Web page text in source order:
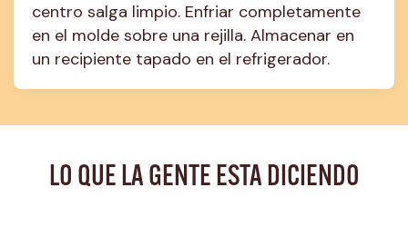
centro salga limpio. Enfriar completamente
en el molde sobre una rejilla. Almacenar en
un recipiente tapado en el refrigerador.
LO QUE LA GENTE ESTA DICIENDO